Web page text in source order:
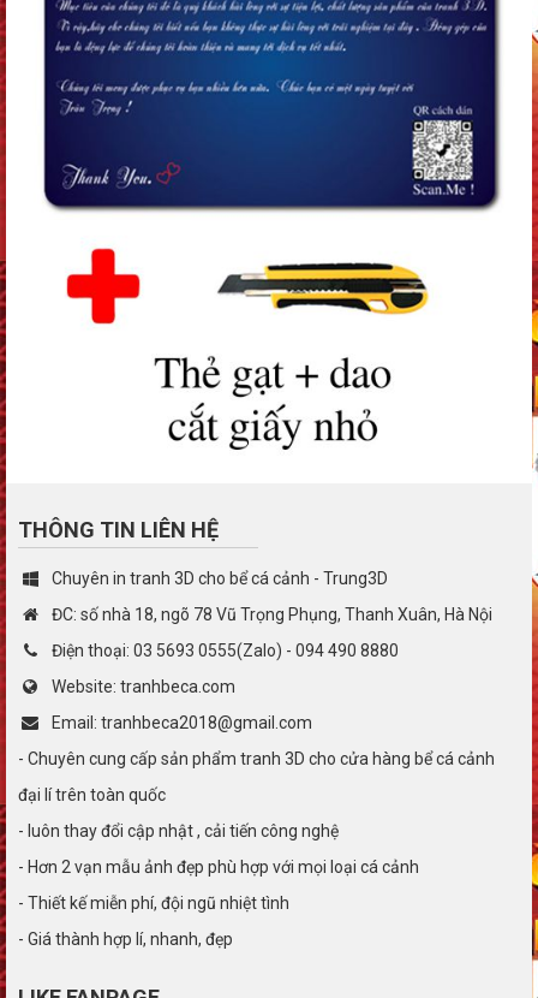
THÔNG TIN LIÊN HỆ
Chuyên in tranh 3D cho bể cá cảnh - Trung3D
ĐC: số nhà 18, ngõ 78 Vũ Trọng Phụng, Thanh Xuân, Hà Nội
Điện thoại: 03 5693 0555(Zalo) - 094 490 8880
Website: tranhbeca.com
Email: tranhbeca2018@gmail.com
- Chuyên cung cấp sản phẩm tranh 3D cho cửa hàng bể cá cảnh
đại lí trên toàn quốc
- luôn thay đổi cập nhật , cải tiến công nghệ
- Hơn 2 vạn mẫu ảnh đẹp phù hợp với mọi loại cá cảnh
- Thiết kế miễn phí, đội ngũ nhiệt tình
- Giá thành hợp lí, nhanh, đẹp